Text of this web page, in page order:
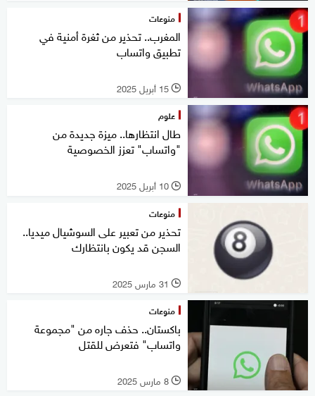
منوعات
المغرب.. تحذير من ثغرة أمنية في
تطبيق واتساب
l 15 أبريل 2025
علوم
طال انتظارها.. ميزة جديدة من
"واتساب" تعزز الخصوصية
l 10 أبريل 2025
منوعات
تحذير من تعبير على السوشيال ميديا..
السجن قد يكون بانتظارك
l 31 مارس 2025
منوعات
باكستان.. حذف جاره من "مجموعة
واتساب" فتعرض للقتل
l 8 مارس 2025